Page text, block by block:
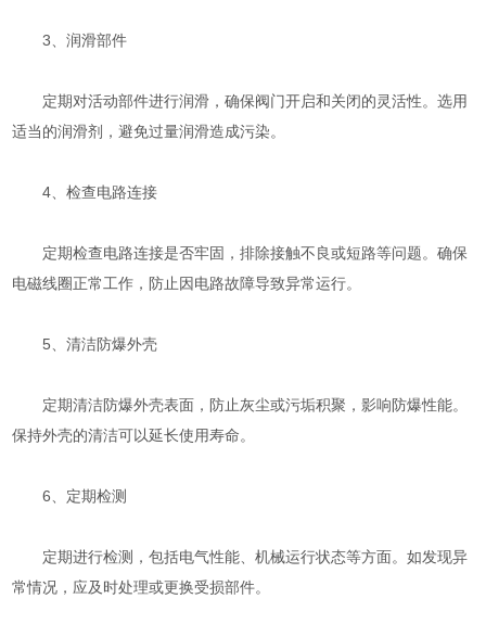
3、润滑部件
定期对活动部件进行润滑，确保阀门开启和关闭的灵活性。选用
适当的润滑剂，避免过量润滑造成污染。
4、检查电路连接
定期检查电路连接是否牢固，排除接触不良或短路等问题。确保
电磁线圈正常工作，防止因电路故障导致异常运行。
5、清洁防爆外壳
定期清洁防爆外壳表面，防止灰尘或污垢积聚，影响防爆性能。
保持外壳的清洁可以延长使用寿命。
6、定期检测
定期进行检测，包括电气性能、机械运行状态等方面。如发现异
常情况，应及时处理或更换受损部件。